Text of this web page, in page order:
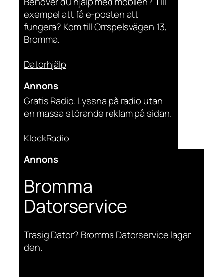
exempel att få e-posten att
fungera? Kom till Orrspelsvägen 13,
Bromma.
Datorhjälp
Annons
Gratis Radio. Lyssna på radio utan
en massa störande reklam på sidan.
KlockRadio
Annons
Bromma
Datorservice
Trasig Dator? Bromma Datorservice lagar
den.